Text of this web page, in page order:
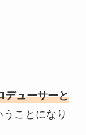
デューサーと
うことになり